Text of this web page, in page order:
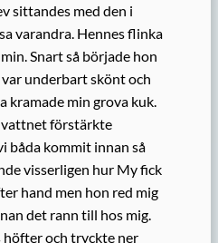
sittandes med den i
varandra. Hennes flinka
Snart så började hon
underbart skönt och
kramade min grova kuk.
vattnet förstärkte
båda kommit innan så
visserligen hur My fick
hand men hon red mig
det rann till hos mig.
höfter och tryckte ner